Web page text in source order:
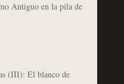
Antiguo en la pila de
(III): El blanco de